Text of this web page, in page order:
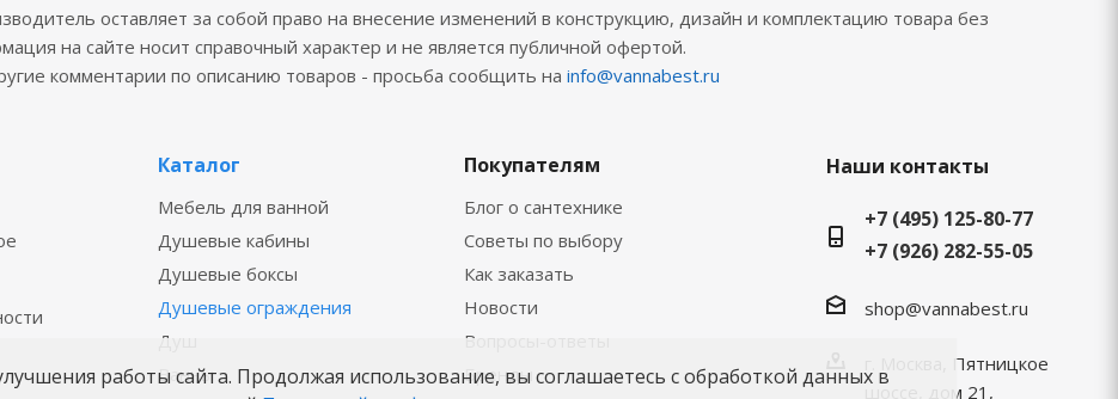
оставляет за собой право на внесение изменений в конструкцию, дизайн и комплектацию товара без
на сайте носит справочный характер и не является публичной офертой.
комментарии по описанию товаров - просьба сообщить на info@vannabest.ru
Каталог
Мебель для ванной
Душевые кабины
Душевые боксы
Душевые ограждения
Душ
Ванны
Покупателям
Блог о сантехнике
Советы по выбору
Как заказать
Новости
Вопросы-ответы
Бренды
Наши контакты
+7 (495) 125-80-77
+7 (926) 282-55-05
shop@vannabest.ru
г. Москва, Пятницкое
шоссе, дом 21,
работы сайта. Продолжая использование, вы соглашаетесь с обработкой данных в